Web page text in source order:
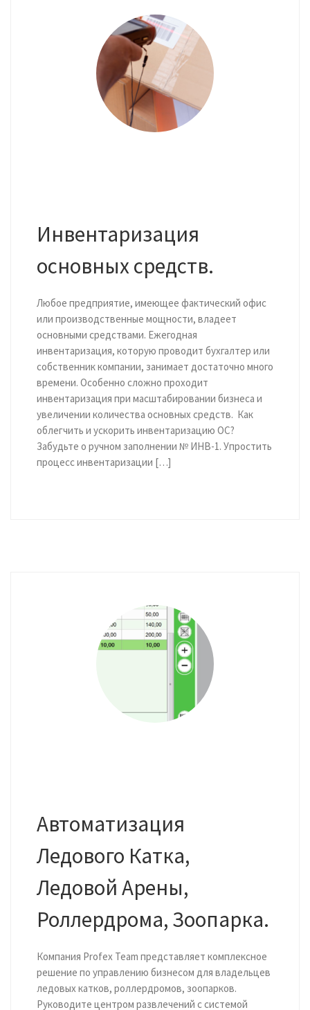
Инвентаризация
основных средств.
Любое предприятие, имеющее фактический офис
или производственные мощности, владеет
основными средствами. Ежегодная
инвентаризация, которую проводит бухгалтер или
собственник компании, занимает достаточно много
времени. Особенно сложно проходит
инвентаризация при масштабировании бизнеса и
увеличении количества основных средств. Как
облегчить и ускорить инвентаризацию ОС?
Забудьте о ручном заполнении № ИНВ-1. Упростить
процесс инвентаризации […]
Автоматизация
Ледового Катка,
Ледовой Арены,
Роллердрома, Зоопарка.
Компания Profex Team представляет комплексное
решение по управлению бизнесом для владельцев
ледовых катков, роллердромов, зоопарков.
Руководите центром развлечений с системой